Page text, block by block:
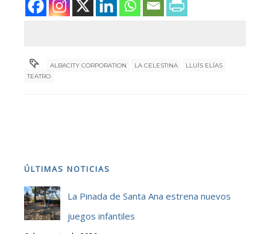
ALBACITY CORPORATION LA CELESTINA
LLUÍS ELÍAS
TEATRO
ÚLTIMAS NOTICIAS
La Pinada de Santa Ana estrena nuevos
juegos infantiles